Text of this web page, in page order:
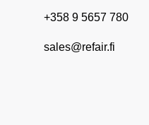
+358 9 5657 780
sales@refair.fi